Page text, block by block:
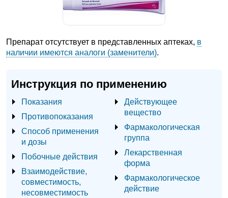
Препарат отсутствует в представленных аптеках, в
наличии имеются аналоги (заменители).
Инструкция по применению
Показания
Противопоказания
Способ применения
и дозы
Побочные действия
Взаимодействие,
совместимость,
несовместимость
Действующее
вещество
Фармакологическая
группа
Лекарственная
форма
Фармакологическое
действие